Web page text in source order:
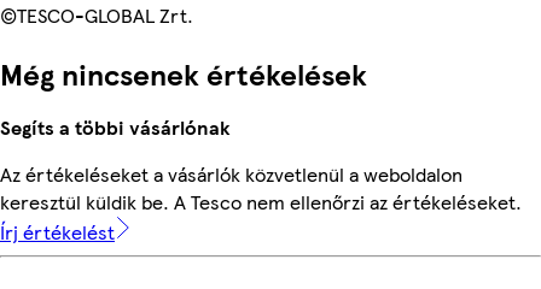
©TESCO-GLOBAL Zrt.
Még nincsenek értékelések
Segíts a többi vásárlónak
Az értékeléseket a vásárlók közvetlenül a weboldalon
keresztül küldik be. A Tesco nem ellenőrzi az értékeléseket.
Írj értékelést